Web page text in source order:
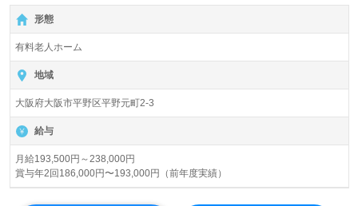
◎【月給193,500円～238,000円/賞与2回】＊初任者研修以
上有資格者向け求人＊『平野駅』徒歩3分。
入居定員37名（37室/全室個室）『介護付き有料老人ホー
ムデュランタ平野』青山メディカルグループ/社会福祉法人
恩徳福祉会（本部：大阪府吹田市）様の運営です。大阪
府、兵庫県、沖縄県を中心に病院、クリニック/診療所、特
別養護老人ホーム、介護老人保健施設、ケアハウス、住宅
テイ、デイサービス、訪問/通所リハビリテーション、グル
ープホーム、訪問看護/介護、看護小規模多機能型居宅介
護、居宅介護支援事業を展開されています。
形態
有料老人ホーム
地域
大阪府大阪市平野区平野元町2-3
給与
月給193,500円～238,000円
賞与年2回186,000円〜193,000円（前年度実績）